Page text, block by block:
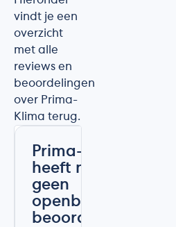
vindt je een
overzicht
met alle
reviews en
beoordelingen
over Prima-
Klima terug.
Prima-Klima
heeft nog
geen
openbare
beoordelingen